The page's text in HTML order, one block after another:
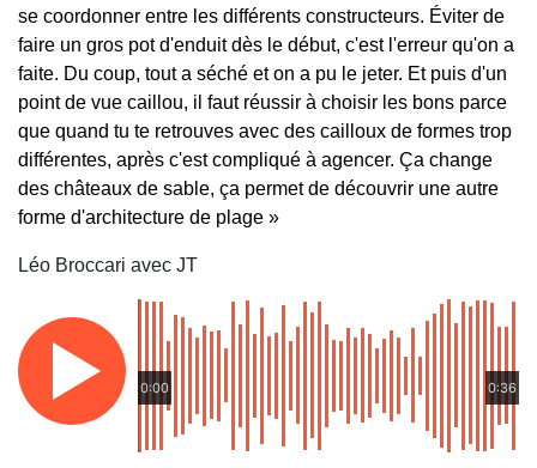
se coordonner entre les différents constructeurs. Éviter de
faire un gros pot d'enduit dès le début, c'est l'erreur qu'on a
faite. Du coup, tout a séché et on a pu le jeter. Et puis d'un
point de vue caillou, il faut réussir à choisir les bons parce
que quand tu te retrouves avec des cailloux de formes trop
différentes, après c'est compliqué à agencer. Ça change
des châteaux de sable, ça permet de découvrir une autre
forme d'architecture de plage »
Léo Broccari avec JT
0:00 0:36